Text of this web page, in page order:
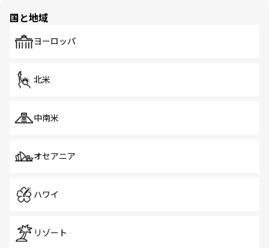
で、ホーカーズは地元の風情を楽しめる外せないスポット
国と地域
ヨーロッパ
北米
中南米
オセアニア
ハワイ
リゾート